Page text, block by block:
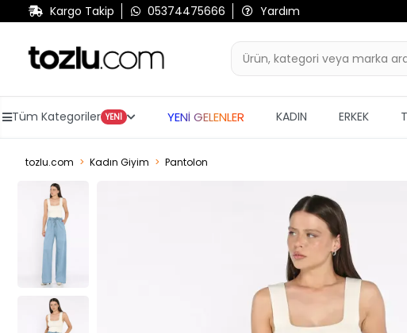
Kargo Takip 05374475666 Yardım
Tüm Kategoriler YENİ YENİ GELENLER KADIN ERKEK
tozlu.com Kadın Giyim Pantolon